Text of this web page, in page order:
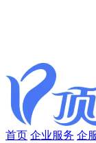
首页 企业服务 企